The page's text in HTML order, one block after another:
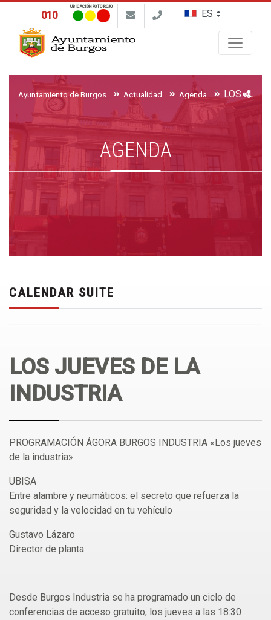
010
UBICACIÓN FOTO ROJO
Ayuntamiento de Burgos Actualidad Agenda LOS
AGENDA
CALENDAR SUITE
LOS JUEVES DE LA
INDUSTRIA
PROGRAMACIÓN ÁGORA BURGOS INDUSTRIA «Los jueves
de la industria»
UBISA
Entre alambre y neumáticos: el secreto que refuerza la
seguridad y la velocidad en tu vehículo
Gustavo Lázaro
Director de planta
Desde Burgos Industria se ha programado un ciclo de
conferencias de acceso gratuito, los jueves a las 18:30